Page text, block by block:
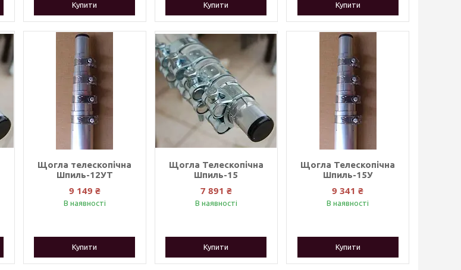
Купити Купити Купити
Щогла телескопічна
Шпиль-12УТ
9 149 ₴
В наявності
Купити
Щогла Телескопічна
Шпиль-15
7 891 ₴
В наявності
Купити
Щогла Телескопічна
Шпиль-15У
9 341 ₴
В наявності
Купити